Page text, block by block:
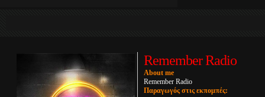
Remember Radio
About me
Remember Radio
Παραγωγός στις εκπομπές: